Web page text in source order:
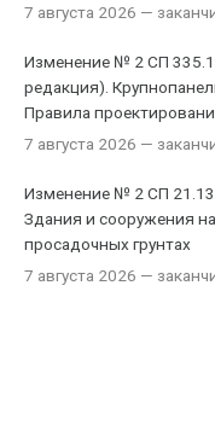
7 августа 2026 —
Изменение № 2 СП
редакция).
Правила
7 августа 2026 —
Изменение № 2 СП
Здания и сооружения
просадочных грунтах
7 августа 2026 —